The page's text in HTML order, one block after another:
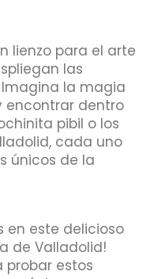
lienzo para el arte
las
la magia
encontrar dentro
pibil o los
cada uno
únicos de la
en este delicioso
de Valladolid!
probar estos